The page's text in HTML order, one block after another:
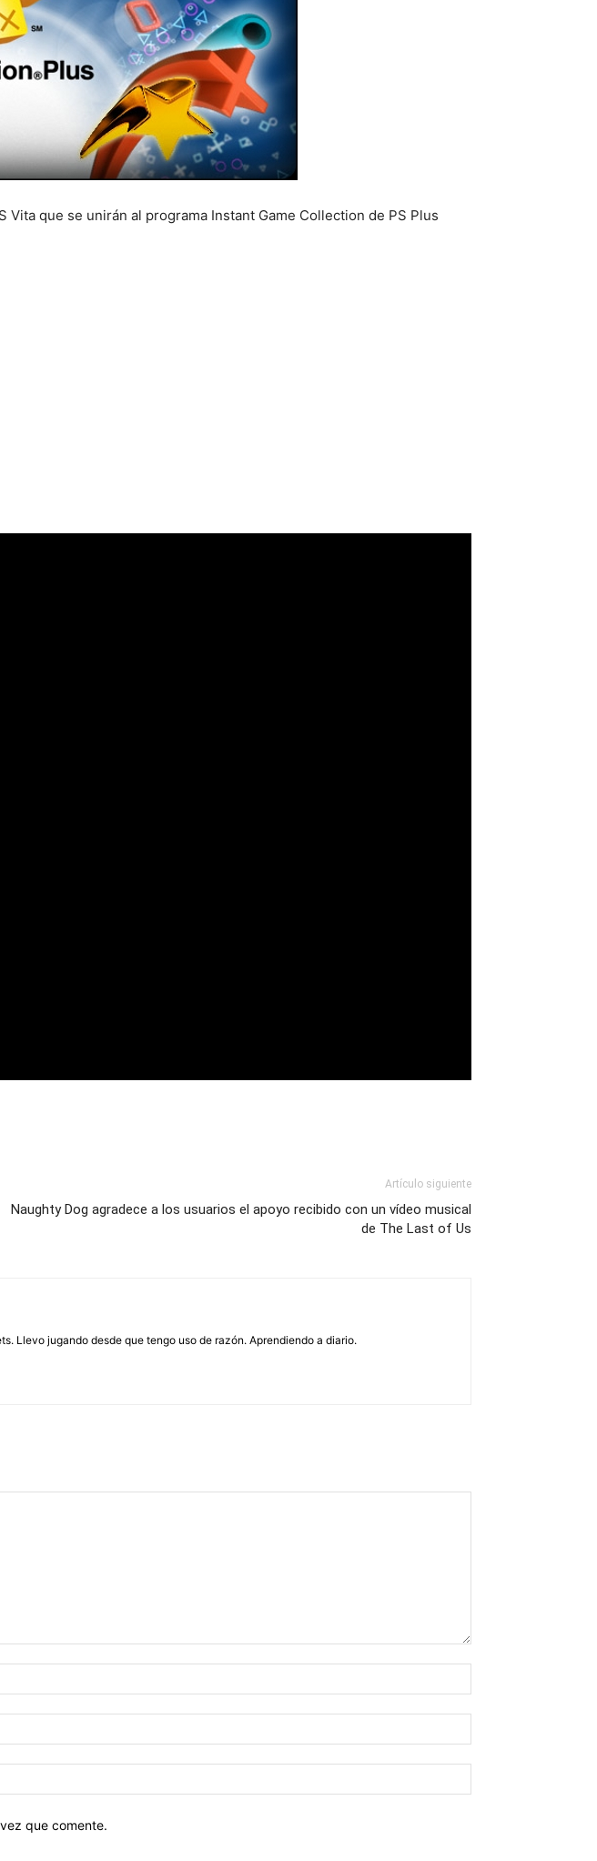
que se unirán al programa Instant Game Collection de PS Plus
Artículo siguiente
Naughty Dog agradece a los usuarios el apoyo recibido con un vídeo musical
de The Last of Us
Llevo jugando desde que tengo uso de razón. Aprendiendo a diario.
que comente.